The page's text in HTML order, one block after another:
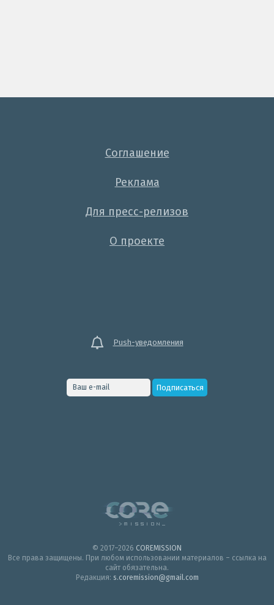
Соглашение
Реклама
Для пресс-релизов
О проекте
Push-уведомления
© 2017–2026 COREMISSION
Все права защищены. При любом использовании материалов – ссылка на
сайт обязательна.
Редакция: s.coremission@gmail.com